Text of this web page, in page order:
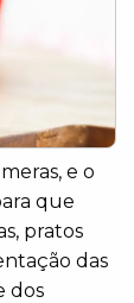
e o
que
pratos
das
dos